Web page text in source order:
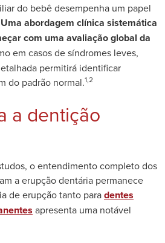
do bebê desempenha um papel
Uma abordagem clínica sistemática
com uma avaliação global da
em casos de síndromes leves,
permitirá identificar
do padrão normal.1,2
a dentição
o entendimento completo dos
a erupção dentária permanece
de erupção tanto paradentes
apresenta uma notável